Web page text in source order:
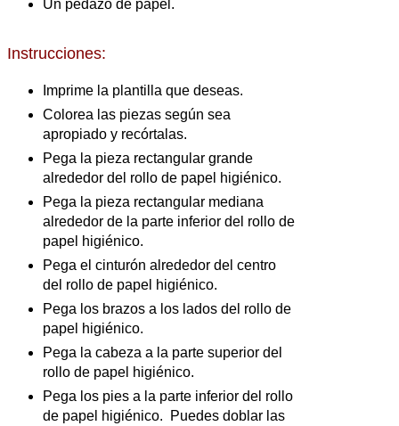
Un pedazo de papel.
Instrucciones:
Imprime la plantilla que deseas.
Colorea las piezas según sea
apropiado y recórtalas.
Pega la pieza rectangular grande
alrededor del rollo de papel higiénico.
Pega la pieza rectangular mediana
alrededor de la parte inferior del rollo de
papel higiénico.
Pega el cinturón alrededor del centro
del rollo de papel higiénico.
Pega los brazos a los lados del rollo de
papel higiénico.
Pega la cabeza a la parte superior del
rollo de papel higiénico.
Pega los pies a la parte inferior del rollo
de papel higiénico. Puedes doblar las